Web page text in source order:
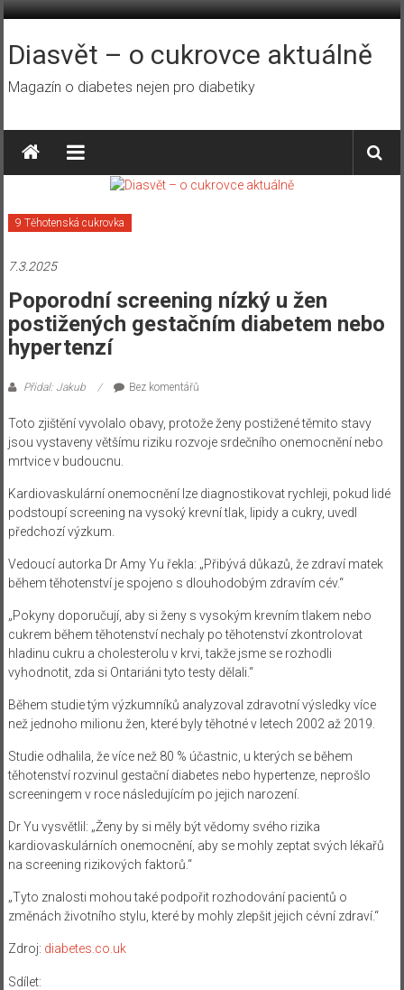
Přeskočit
obsah
Diasvět – o cukrovce aktuálně
Magazín o diabetes nejen pro diabetiky
9 Těhotenská cukrovka
7.3.2025
Poporodní screening nízký u žen
postižených gestačním diabetem nebo
hypertenzí
Přidal: Jakub Bez komentářů
Toto zjištění vyvolalo obavy, protože ženy postižené těmito stavy
jsou vystaveny většímu riziku rozvoje srdečního onemocnění nebo
mrtvice v budoucnu.
Kardiovaskulární onemocnění lze diagnostikovat rychleji, pokud lidé
podstoupí screening na vysoký krevní tlak, lipidy a cukry, uvedl
předchozí výzkum.
Vedoucí autorka Dr Amy Yu řekla: „Přibývá důkazů, že zdraví matek
během těhotenství je spojeno s dlouhodobým zdravím cév.“
„Pokyny doporučují, aby si ženy s vysokým krevním tlakem nebo
cukrem během těhotenství nechaly po těhotenství zkontrolovat
hladinu cukru a cholesterolu v krvi, takže jsme se rozhodli
vyhodnotit, zda si Ontariáni tyto testy dělali.“
Během studie tým výzkumníků analyzoval zdravotní výsledky více
než jednoho milionu žen, které byly těhotné v letech 2002 až 2019.
Studie odhalila, že více než 80 % účastnic, u kterých se během
těhotenství rozvinul gestační diabetes nebo hypertenze, neprošlo
screeningem v roce následujícím po jejich narození.
Dr Yu vysvětlil: „Ženy by si měly být vědomy svého rizika
kardiovaskulárních onemocnění, aby se mohly zeptat svých lékařů
na screening rizikových faktorů.“
„Tyto znalosti mohou také podpořit rozhodování pacientů o
změnách životního stylu, které by mohly zlepšit jejich cévní zdraví.“
Zdroj: diabetes.co.uk
Sdílet: